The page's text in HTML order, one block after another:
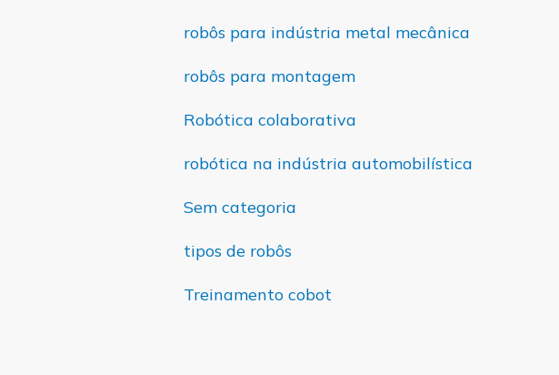
robôs para indústria metal mecânica
robôs para montagem
Robótica colaborativa
robótica na indústria automobilística
Sem categoria
tipos de robôs
Treinamento cobot